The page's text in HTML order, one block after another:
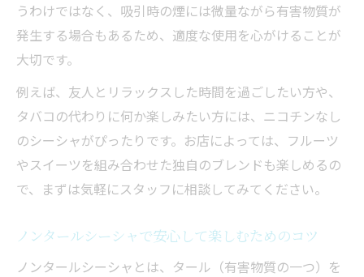
うわけではなく、吸引時の煙には微量ながら有害物質が
発生する場合もあるため、適度な使用を心がけることが
大切です。
例えば、友人とリラックスした時間を過ごしたい方や、
タバコの代わりに何か楽しみたい方には、ニコチンなし
のシーシャがぴったりです。お店によっては、フルーツ
やスイーツを組み合わせた独自のブレンドも楽しめるの
で、まずは気軽にスタッフに相談してみてください。
ノンタールシーシャで安心して楽しむためのコツ
ノンタールシーシャとは、タール（有害物質の一つ）を